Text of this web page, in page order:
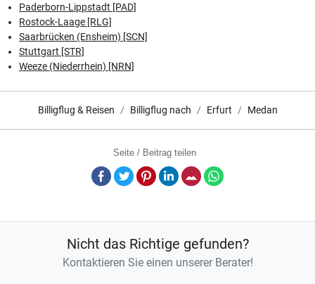
Paderborn-Lippstadt [PAD]
Rostock-Laage [RLG]
Saarbrücken (Ensheim) [SCN]
Stuttgart [STR]
Weeze (Niederrhein) [NRN]
Billigflug & Reisen Billigflug nach Erfurt Medan
Seite / Beitrag teilen
Facebook
TwitterPinterestLinkedInE-Mail
Nicht das Richtige gefunden?
Kontaktieren Sie einen unserer Berater!